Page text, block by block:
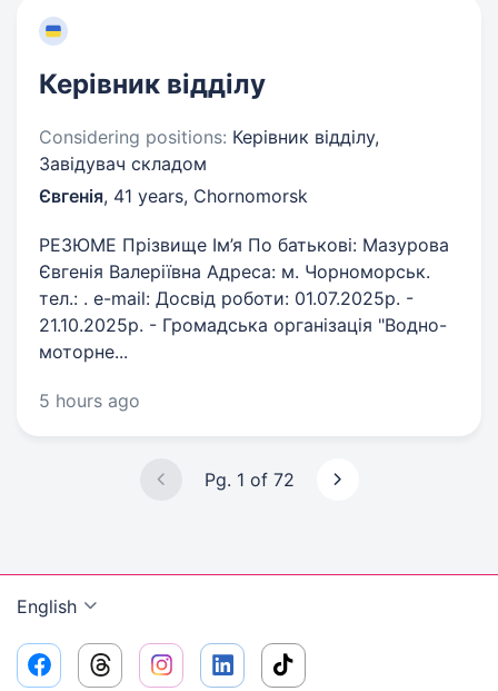
Керівник відділу
Considering positions: Керівник відділу,
Завідувач складом
Євгенія, 41 years, Chornomorsk
РЕЗЮМЕ Прізвище Ім’я По батькові: Мазурова
Євгенія Валеріївна Адреса: м. Чорноморськ.
тел.: . e-mail: Досвід роботи: 01.07.2025р. -
21.10.2025р. - Громадська організація "Водно-
моторне...
5 hours ago
Pg. 1 of 72
English